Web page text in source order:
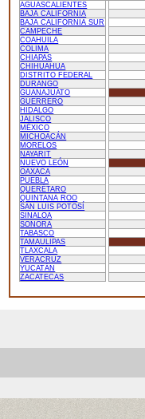
AGUASCALIENTES
BAJA CALIFORNIA
BAJA CALIFORNIA SUR
CAMPECHE
COAHUILA
COLIMA
CHIAPAS
CHIHUAHUA
DISTRITO FEDERAL
DURANGO
GUANAJUATO
GUERRERO
HIDALGO
JALISCO
MÉXICO
MICHOACÁN
MORELOS
NAYARIT
NUEVO LEÓN
OAXACA
PUEBLA
QUERÉTARO
QUINTANA ROO
SAN LUIS POTOSÍ
SINALOA
SONORA
TABASCO
TAMAULIPAS
TLAXCALA
VERACRUZ
YUCATÁN
ZACATECAS